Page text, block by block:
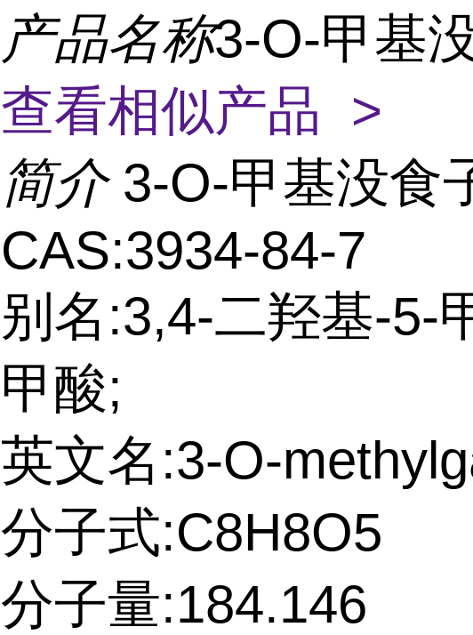
产品名称3-O-甲基
查看相似产品 >
简介 3-O-甲基没食
CAS:3934-84-7
别名:3,4-二羟基-5-
甲酸;
英文名:3-O-
分子式:C8H8O5
分子量:184.146